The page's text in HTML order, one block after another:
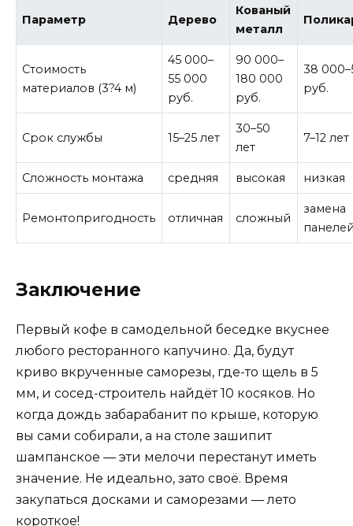
Параметр Дерево
Кованый
металл
Стоимость
материалов (3?4 м)
45 000–
55 000
руб.
90 000–
180 000
руб.
38
руб.
Срок службы 15–25 лет
30–50
лет
7–12 лет
Сложность монтажа средняя высокая низкая
Ремонтопригодность отличная сложный
замена
Заключение
Первый кофе в самодельной беседке вкуснее
любого ресторанного капучино. Да, будут
криво вкрученные саморезы, где-то щель в 5
мм, и сосед-строитель найдёт 10 косяков. Но
когда дождь забарабанит по крыше, которую
вы сами собирали, а на столе зашипит
шампанское — эти мелочи перестанут иметь
значение. Не идеально, зато своё. Время
закупаться досками и саморезами — лето
короткое!